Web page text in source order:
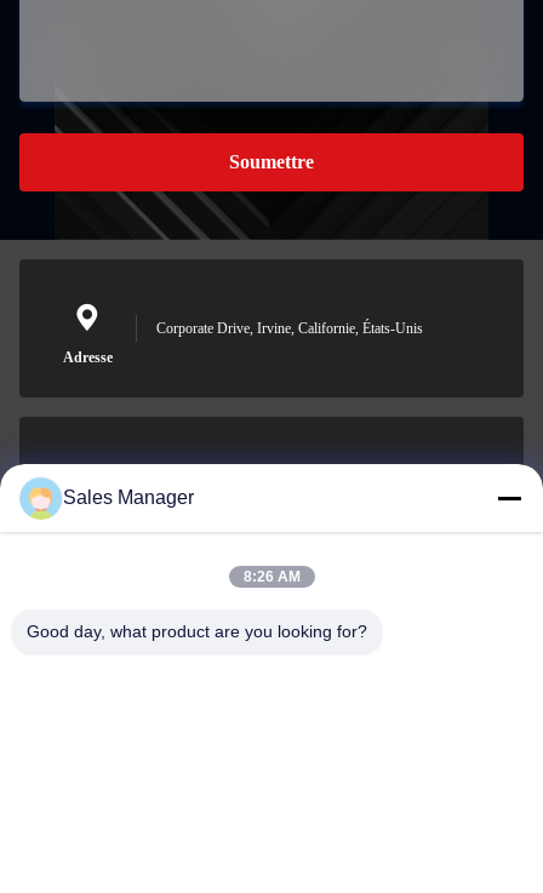
Soumettre
Adresse
Corporate Drive, Irvine, Californie, États-Unis
001-512-7443871
Sales Manager
8:26 AM
Good day, what product are you looking for?